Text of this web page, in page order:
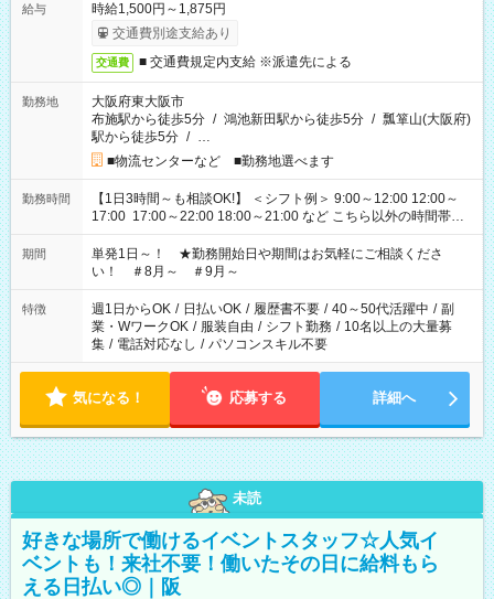
給与
時給1,500円～1,875円
交通費別途支給あり
交通費 ■ 交通費規定内支給 ※派遣先による
勤務地
大阪府東大阪市
布施駅から徒歩5分 / 鴻池新田駅から徒歩5分 / 瓢箪山(大阪府)
駅から徒歩5分 / …
■物流センターなど ■勤務地選べます
勤務時間
【1日3時間～も相談OK!】 ＜シフト例＞ 9:00～12:00 12:00～
17:00 17:00～22:00 18:00～21:00 など こちら以外の時間帯も
お気軽にご相談ください！
期間
単発1日～！ ★勤務開始日や期間はお気軽にご相談くださ
い！ ＃8月～ ＃9月～
特徴 週1日からOK / 日払いOK / 履歴書不要 / 40～50代活躍中 / 副
業・WワークOK / 服装自由 / シフト勤務 / 10名以上の大量募
集 / 電話対応なし / パソコンスキル不要
気になる！ 応募する 詳細へ
未読
好きな場所で働けるイベントスタッフ☆人気イ
ベントも！来社不要！働いたその日に給料もら
える日払い◎｜阪